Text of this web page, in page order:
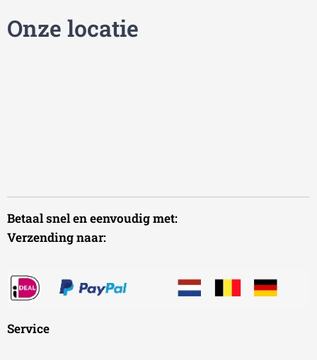
Onze locatie
Betaal snel en eenvoudig met:
Verzending naar:
Service